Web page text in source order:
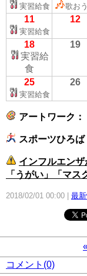
実習給食 歌お
11
実習給食
12
18
実習給
食
19
25
実習給食
26
アートワーク：
スポーツひろば
インフルエンザ
「うがい」「マス
2018/02/01 00:00 最
コメント(0)